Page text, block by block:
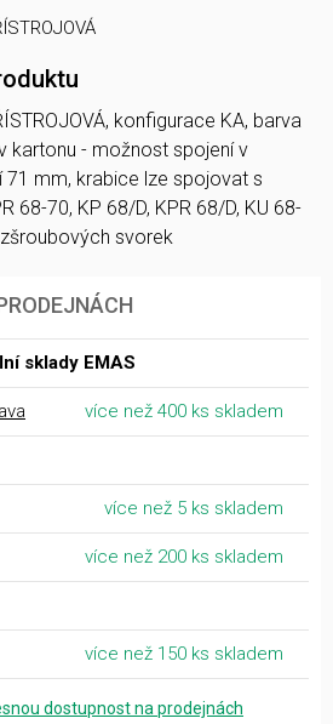
konfigurace KA, barva
kartonu - možnost spojení v
71 mm, krabice lze spojovat s
68-70, KP 68/D, KPR 68/D, KU 68-
svorek
sklady EMAS
více než 400 ks skladem
více než 5 ks skladem
více než 200 ks skladem
více než 150 ks skladem
dostupnost na prodejnách